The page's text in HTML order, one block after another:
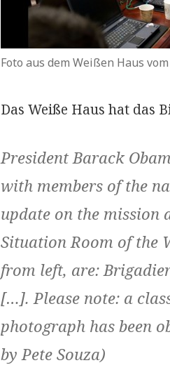
Foto aus dem Weißen Haus
Das Weiße Haus hat das
President Barack
with members of the
update on the mission
Situation Room of the
from left, are:
[…]. Please note: a
photograph has been
by Pete Souza)